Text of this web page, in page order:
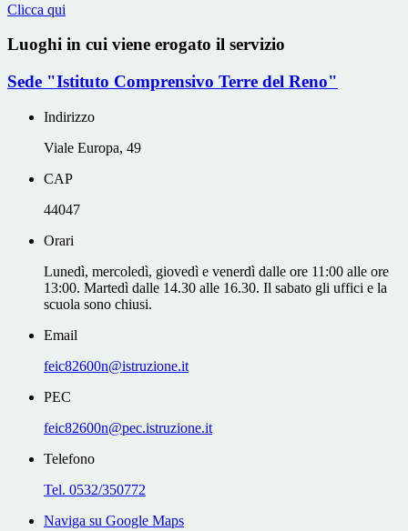
Clicca qui
Luoghi in cui viene erogato il servizio
Sede "Istituto Comprensivo Terre del Reno"
Indirizzo
Viale Europa, 49
CAP
44047
Orari
Lunedì, mercoledì, giovedì e venerdì dalle ore 11:00 alle ore
13:00. Martedì dalle 14.30 alle 16.30. Il sabato gli uffici e la
scuola sono chiusi.
Email
feic82600n@istruzione.it
PEC
feic82600n@pec.istruzione.it
Telefono
Tel. 0532/350772
Naviga su Google Maps